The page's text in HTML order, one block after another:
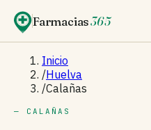
Farmacias365
Inicio
/Huelva
/Calañas
— CALAÑAS